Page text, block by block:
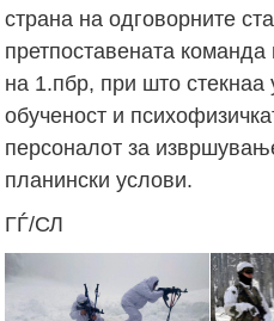
страна на одговорните
претпоставената
на 1.пбр, при што стекнаа
обученост и
персоналот за
планински услови.
ГЃ/СЛ